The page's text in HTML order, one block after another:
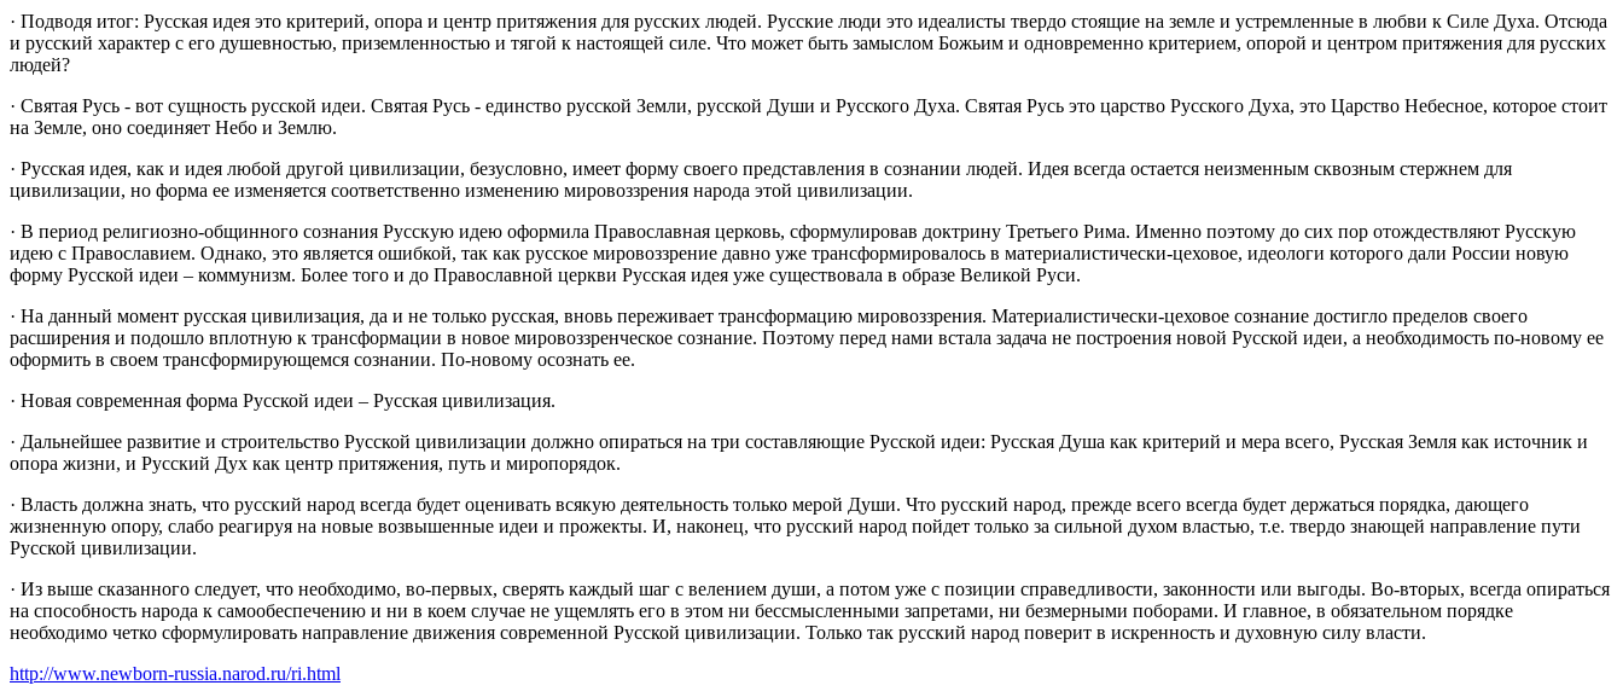
· Подводя итог: Русская идея это критерий, опора и центр притяжения для русских людей. Русские люди это идеалисты твердо стоящие на земле и устремленные в любви к Силе Духа. Отсюда
и русский характер с его душевностью, приземленностью и тягой к настоящей силе. Что может быть замыслом Божьим и одновременно критерием, опорой и центром притяжения для русских
людей?
· Святая Русь - вот сущность русской идеи. Святая Русь - единство русской Земли, русской Души и Русского Духа. Святая Русь это царство Русского Духа, это Царство Небесное, которое стоит
на Земле, оно соединяет Небо и Землю.
· Русская идея, как и идея любой другой цивилизации, безусловно, имеет форму своего представления в сознании людей. Идея всегда остается неизменным сквозным стержнем для
цивилизации, но форма ее изменяется соответственно изменению мировоззрения народа этой цивилизации.
· В период религиозно-общинного сознания Русскую идею оформила Православная церковь, сформулировав доктрину Третьего Рима. Именно поэтому до сих пор отождествляют Русскую
идею с Православием. Однако, это является ошибкой, так как русское мировоззрение давно уже трансформировалось в материалистически-цеховое, идеологи которого дали России новую
форму Русской идеи – коммунизм. Более того и до Православной церкви Русская идея уже существовала в образе Великой Руси.
· На данный момент русская цивилизация, да и не только русская, вновь переживает трансформацию мировоззрения. Материалистически-цеховое сознание достигло пределов своего
расширения и подошло вплотную к трансформации в новое мировоззренческое сознание. Поэтому перед нами встала задача не построения новой Русской идеи, а необходимость по-новому ее
оформить в своем трансформирующемся сознании. По-новому осознать ее.
· Новая современная форма Русской идеи – Русская цивилизация.
· Дальнейшее развитие и строительство Русской цивилизации должно опираться на три составляющие Русской идеи: Русская Душа как критерий и мера всего, Русская Земля как источник и
опора жизни, и Русский Дух как центр притяжения, путь и миропорядок.
· Власть должна знать, что русский народ всегда будет оценивать всякую деятельность только мерой Души. Что русский народ, прежде всего всегда будет держаться порядка, дающего
жизненную опору, слабо реагируя на новые возвышенные идеи и прожекты. И, наконец, что русский народ пойдет только за сильной духом властью, т.е. твердо знающей направление пути
Русской цивилизации.
· Из выше сказанного следует, что необходимо, во-первых, сверять каждый шаг с велением души, а потом уже с позиции справедливости, законности или выгоды. Во-вторых, всегда опираться
на способность народа к самообеспечению и ни в коем случае не ущемлять его в этом ни бессмысленными запретами, ни безмерными поборами. И главное, в обязательном порядке
необходимо четко сформулировать направление движения современной Русской цивилизации. Только так русский народ поверит в искренность и духовную силу власти.
http://www.newborn-russia.narod.ru/ri.html